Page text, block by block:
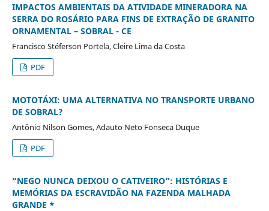
IMPACTOS AMBIENTAIS DA ATIVIDADE MINERADORA NA
SERRA DO ROSÁRIO PARA FINS DE EXTRAÇÃO DE GRANITO
ORNAMENTAL – SOBRAL - CE
Francisco Stéferson Portela, Cleire Lima da Costa
PDF
MOTOTÁXI: UMA ALTERNATIVA NO TRANSPORTE URBANO
DE SOBRAL?
Antônio Nilson Gomes, Adauto Neto Fonseca Duque
PDF
“NEGO NUNCA DEIXOU O CATIVEIRO”: HISTÓRIAS E
MEMÓRIAS DA ESCRAVIDÃO NA FAZENDA MALHADA
GRANDE *